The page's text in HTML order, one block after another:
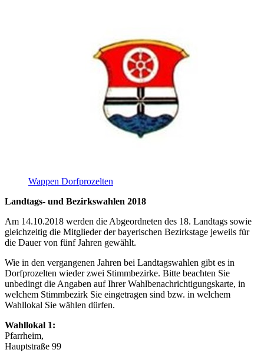
Wappen Dorfprozelten
Landtags- und Bezirkswahlen 2018
Am 14.10.2018 werden die Abgeordneten des 18. Landtags sowie
gleichzeitig die Mitglieder der bayerischen Bezirkstage jeweils für
die Dauer von fünf Jahren gewählt.
Wie in den vergangenen Jahren bei Landtagswahlen gibt es in
Dorfprozelten wieder zwei Stimmbezirke. Bitte beachten Sie
unbedingt die Angaben auf Ihrer Wahlbenachrichtigungskarte, in
welchem Stimmbezirk Sie eingetragen sind bzw. in welchem
Wahllokal Sie wählen dürfen.
Wahllokal 1:
Pfarrheim,
Hauptstraße 99